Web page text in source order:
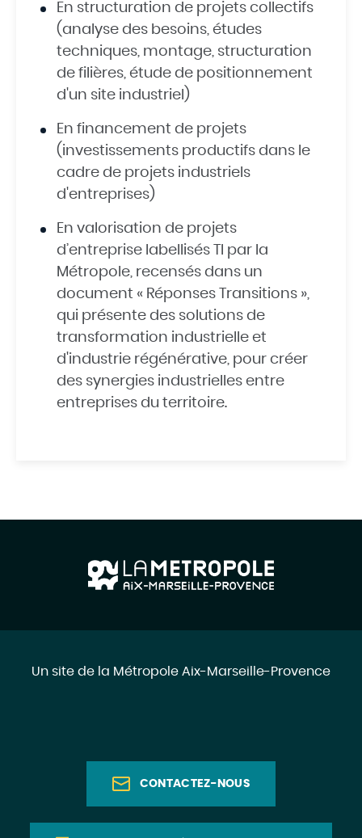
En structuration de projets collectifs
(analyse des besoins, études
techniques, montage, structuration
de filières, étude de positionnement
d'un site industriel)
En financement de projets
(investissements productifs dans le
cadre de projets industriels
d'entreprises)
En valorisation de projets
d’entreprise labellisés TI par la
Métropole, recensés dans un
document « Réponses Transitions »,
qui présente des solutions de
transformation industrielle et
d'industrie régénérative, pour créer
des synergies industrielles entre
entreprises du territoire.
Un site de la Métropole Aix-Marseille-Provence
CONTACTEZ-NOUS